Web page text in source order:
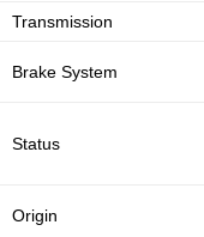
Transmission
Brake System
Status
Origin